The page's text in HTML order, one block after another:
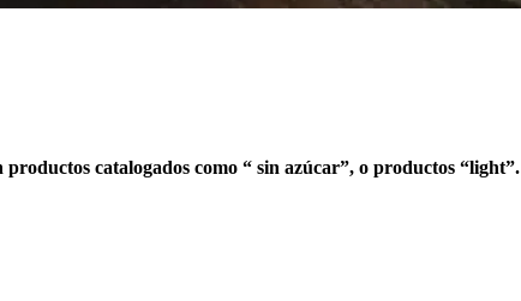
catalogados como “ sin azúcar”, o productos “light”.